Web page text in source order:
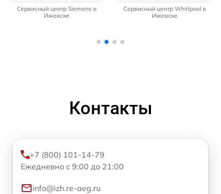
Сервисный центр Siemens в
Ижевске
Сервисный центр Whirlpool в
Ижевске
Контакты
+7 (800) 101-14-79
Ежедневно с 9:00 до 21:00
info@izh.re-aeg.ru